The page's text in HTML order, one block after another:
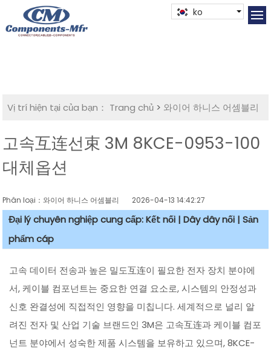
ko
Vị trí hiện tại của bạn： Trang chủ > 와이어 하니스 어셈블리
고속互连선束 3M 8KCE-0953-100
대체옵션
Phân loại：와이어 하니스 어셈블리 2026-04-13 14:42:27
Đại lý chuyên nghiệp cung cấp: Kết nối | Dây dây nối | Sản
phẩm cáp
고속 데이터 전송과 높은 밀도互连이 필요한 전자 장치 분야에
서, 케이블 컴포넌트는 중요한 연결 요소로, 시스템의 안정성과
신호 완결성에 직접적인 영향을 미칩니다. 세계적으로 널리 알
려진 전자 및 산업 기술 브랜드인 3M은 고속互连과 케이블 컴포
넌트 분야에서 성숙한 제품 시스템을 보유하고 있으며, 8KCE-